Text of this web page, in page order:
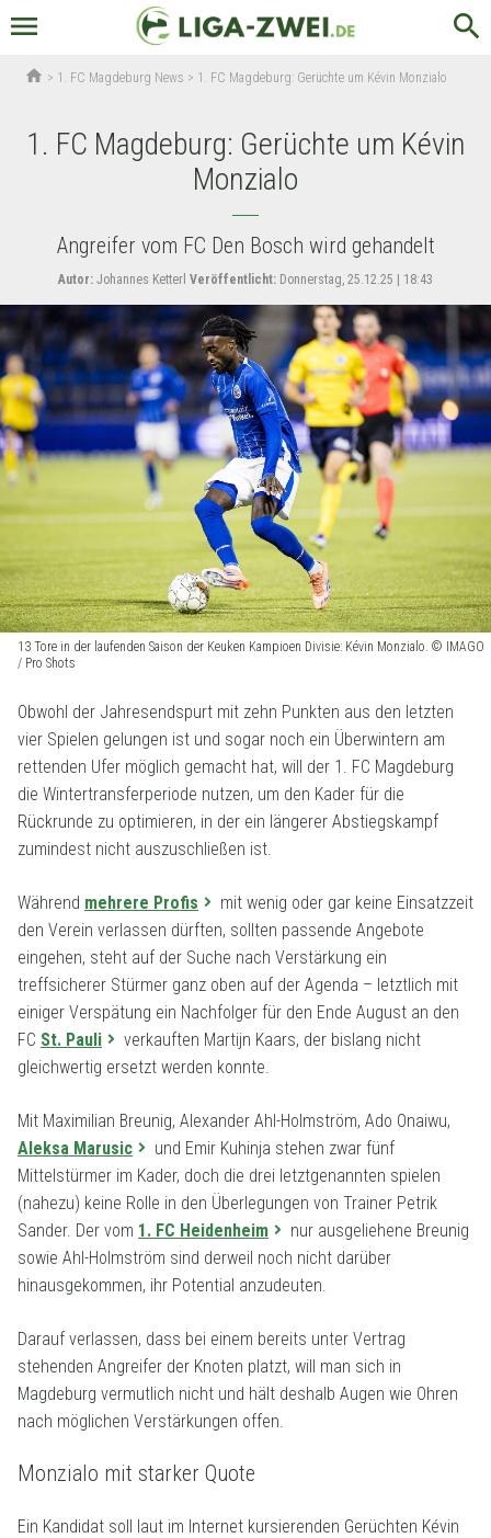
menu search
home > 1. FC Magdeburg News > 1. FC Magdeburg: Gerüchte um Kévin Monzialo
1. FC Magdeburg: Gerüchte um Kévin
Monzialo
Angreifer vom FC Den Bosch wird gehandelt
Autor: Johannes Ketterl Veröffentlicht: Donnerstag, 25.12.25 | 18:43
13 Tore in der laufenden Saison der Keuken Kampioen Divisie: Kévin Monzialo. © IMAGO
/ Pro Shots
Obwohl der Jahresendspurt mit zehn Punkten aus den letzten
vier Spielen gelungen ist und sogar noch ein Überwintern am
rettenden Ufer möglich gemacht hat, will der 1. FC Magdeburg
die Wintertransferperiode nutzen, um den Kader für die
Rückrunde zu optimieren, in der ein längerer Abstiegskampf
zumindest nicht auszuschließen ist.
Während mehrere Profis
mit wenig oder gar keine Einsatzzeit
den Verein verlassen dürften, sollten passende Angebote
eingehen, steht auf der Suche nach Verstärkung ein
treffsicherer Stürmer ganz oben auf der Agenda – letztlich mit
einiger Verspätung ein Nachfolger für den Ende August an den
FC St. Pauli
verkauften Martijn Kaars, der bislang nicht
gleichwertig ersetzt werden konnte.
Mit Maximilian Breunig, Alexander Ahl-Holmström, Ado Onaiwu,
Aleksa Marusic
und Emir Kuhinja stehen zwar fünf
Mittelstürmer im Kader, doch die drei letztgenannten spielen
(nahezu) keine Rolle in den Überlegungen von Trainer Petrik
Sander. Der vom 1. FC Heidenheim
nur ausgeliehene Breunig
sowie Ahl-Holmström sind derweil noch nicht darüber
hinausgekommen, ihr Potential anzudeuten.
Darauf verlassen, dass bei einem bereits unter Vertrag
stehenden Angreifer der Knoten platzt, will man sich in
Magdeburg vermutlich nicht und hält deshalb Augen wie Ohren
nach möglichen Verstärkungen offen.
Monzialo mit starker Quote
Ein Kandidat soll laut im Internet kursierenden Gerüchten Kévin